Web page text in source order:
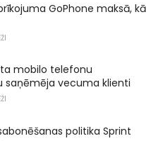
GoPhone maksā, kā
mobilo telefonu
saņēmēja vecuma klienti
politika Sprint